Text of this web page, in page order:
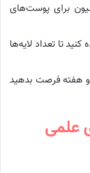
برای پوست‌های
تا تعداد لایه‌ها
هفته فرصت بدهید